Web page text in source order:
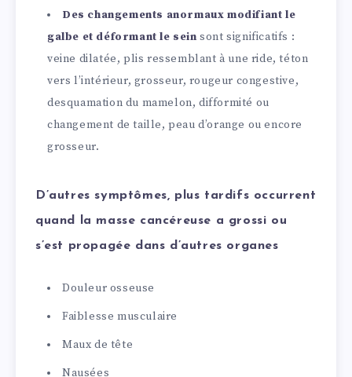
Des changements anormaux modifiant le
galbe et déformant le sein sont significatifs :
veine dilatée, plis ressemblant à une ride, téton
vers l’intérieur, grosseur, rougeur congestive,
desquamation du mamelon, difformité ou
changement de taille, peau d’orange ou encore
grosseur.
D’autres symptômes, plus tardifs occurrent
quand la masse cancéreuse a grossi ou
s’est propagée dans d’autres organes
Douleur osseuse
Faiblesse musculaire
Maux de tête
Nausées